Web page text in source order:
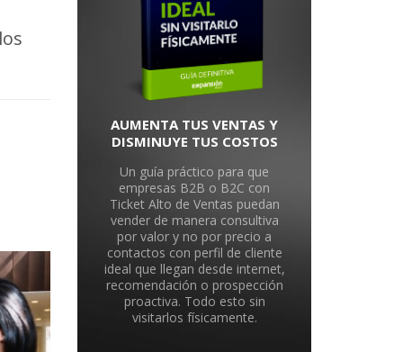
AUMENTA TUS VENTAS Y
DISMINUYE TUS COSTOS
Un guía práctico para que
empresas B2B o B2C con
Ticket Alto de Ventas puedan
vender de manera consultiva
por valor y no por precio a
contactos con perfil de cliente
ideal que llegan desde internet,
recomendación o prospección
proactiva. Todo esto sin
visitarlos físicamente.